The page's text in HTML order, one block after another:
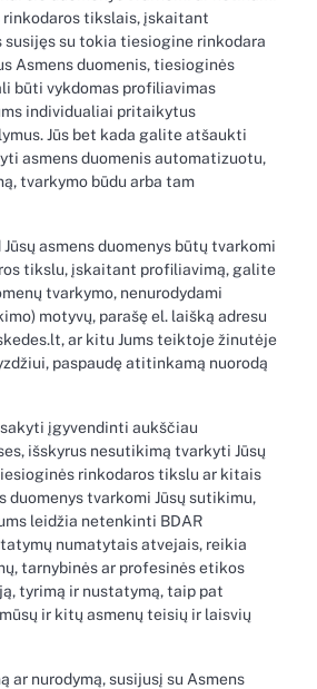
tikslais, įskaitant
su tokia tiesiogine rinkodara
Asmens duomenis, tiesioginės
būti vykdomas profiliavimas
individualiai pritaikytus
Jūs bet kada galite atšaukti
asmens duomenis automatizuotu,
tvarkymo būdu arba tam
asmens duomenys būtų tvarkomi
tikslu, įskaitant profiliavimą, galite
tvarkymo, nenurodydami
motyvų, parašę el. laišką adresu
ar kitu Jums teiktoje žinutėje
paspaudę atitinkamą nuorodą
įgyvendinti aukščiau
išskyrus nesutikimą tvarkyti Jūsų
rinkodaros tikslu ar kitais
duomenys tvarkomi Jūsų sutikimu,
leidžia netenkinti BDAR
numatytais atvejais, reikia
tarnybinės ar profesinės etikos
tyrimą ir nustatymą, taip pat
ir kitų asmenų teisių ir laisvių
ar nurodymą, susijusį su Asmens